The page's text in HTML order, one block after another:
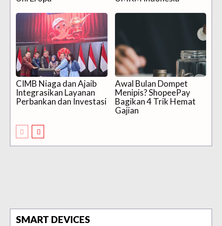
CIMB Niaga dan Ajaib
Integrasikan Layanan
Perbankan dan Investasi
Awal Bulan Dompet
Menipis? ShopeePay
Bagikan 4 Trik Hemat
Gajian
SMART DEVICES